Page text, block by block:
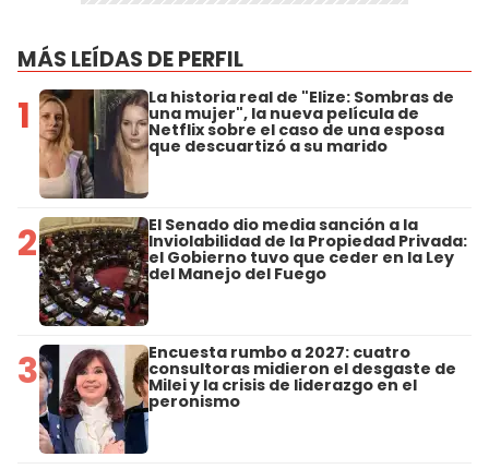
MÁS LEÍDAS DE PERFIL
1 La historia real de "Elize: Sombras de
una mujer", la nueva película de
Netflix sobre el caso de una esposa
que descuartizó a su marido
2 El Senado dio media sanción a la
Inviolabilidad de la Propiedad Privada:
el Gobierno tuvo que ceder en la Ley
del Manejo del Fuego
3 Encuesta rumbo a 2027: cuatro
consultoras midieron el desgaste de
Milei y la crisis de liderazgo en el
peronismo